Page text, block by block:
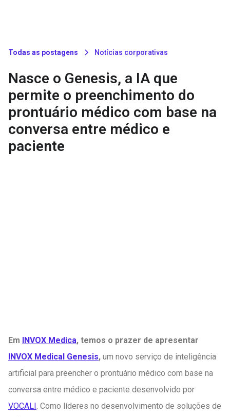
Todas as postagens Notícias corporativas
Nasce o Genesis, a IA que
permite o preenchimento do
prontuário médico com base na
conversa entre médico e
paciente
Em INVOX Medica, temos o prazer de apresentar
INVOX Medical Genesis, um novo serviço de inteligência
artificial para preencher o prontuário médico com base na
conversa entre médico e paciente desenvolvido por
VOCALI. Como líderes no desenvolvimento de soluções de